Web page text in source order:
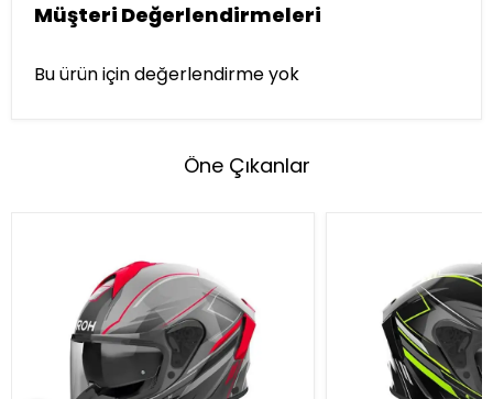
Müşteri Değerlendirmeleri
Bu ürün için değerlendirme yok
Öne Çıkanlar